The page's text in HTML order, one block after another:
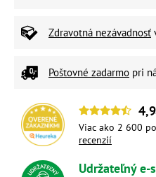
Zdravotná nezávadnosť
Poštovné zadarmo pri
4,9
Viac ako 2 600
recenzií
Udržateľný e-